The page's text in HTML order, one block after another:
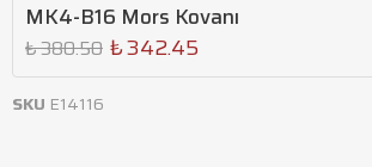
MK4-B16 Mors Kovanı
₺ 380.50 ₺ 342.45
SKU E14116